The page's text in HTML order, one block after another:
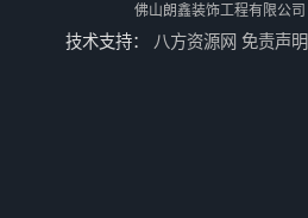
佛山朗鑫装饰工程有限公司
技术支持： 八方资源网 免责声明